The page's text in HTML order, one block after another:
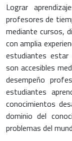
Lograr
profesores de
mediante cursos,
con amplia
estudiantes
son accesibles
desempeño
estudiantes
conocimientos
dominio del
problemas del